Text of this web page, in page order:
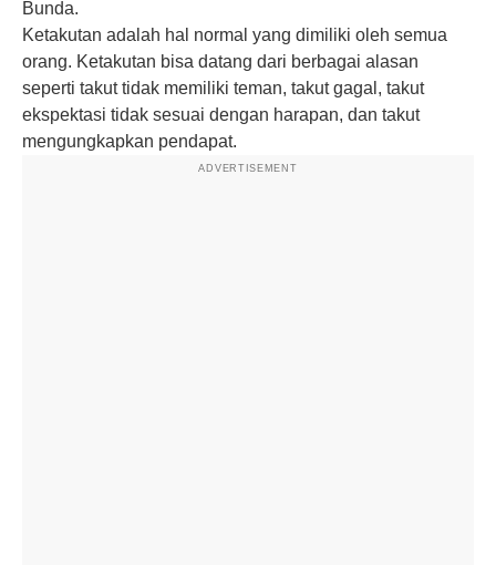
Bunda.
Ketakutan adalah hal normal yang dimiliki oleh semua
orang. Ketakutan bisa datang dari berbagai alasan
seperti takut tidak memiliki teman, takut gagal, takut
ekspektasi tidak sesuai dengan harapan, dan takut
mengungkapkan pendapat.
ADVERTISEMENT